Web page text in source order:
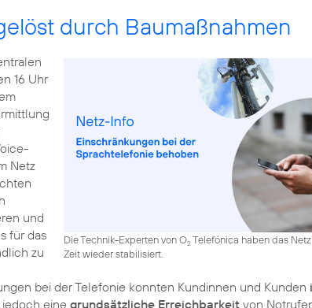
durch Baumaßnahmen
Die Technik-Experten von O2Telefónica haben das
Zeit wieder stabilisiert.
16 Uhr
Netz
und
für das
zu
bei der Telefonie konnten Kundinnen und Kunden
jedoch eine grundsätzliche Erreichbarkeit von